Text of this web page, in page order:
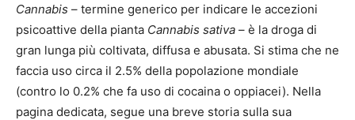
Cannabis – termine generico per indicare le accezioni
psicoattive della pianta Cannabis sativa – è la droga di
gran lunga più coltivata, diffusa e abusata. Si stima che ne
faccia uso circa il 2.5% della popolazione mondiale
(contro lo 0.2% che fa uso di cocaina o oppiacei). Nella
pagina dedicata, segue una breve storia sulla sua